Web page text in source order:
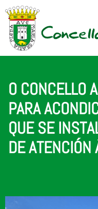
O CONCELLO
PARA
QUE SE
DE ATENCIÓN